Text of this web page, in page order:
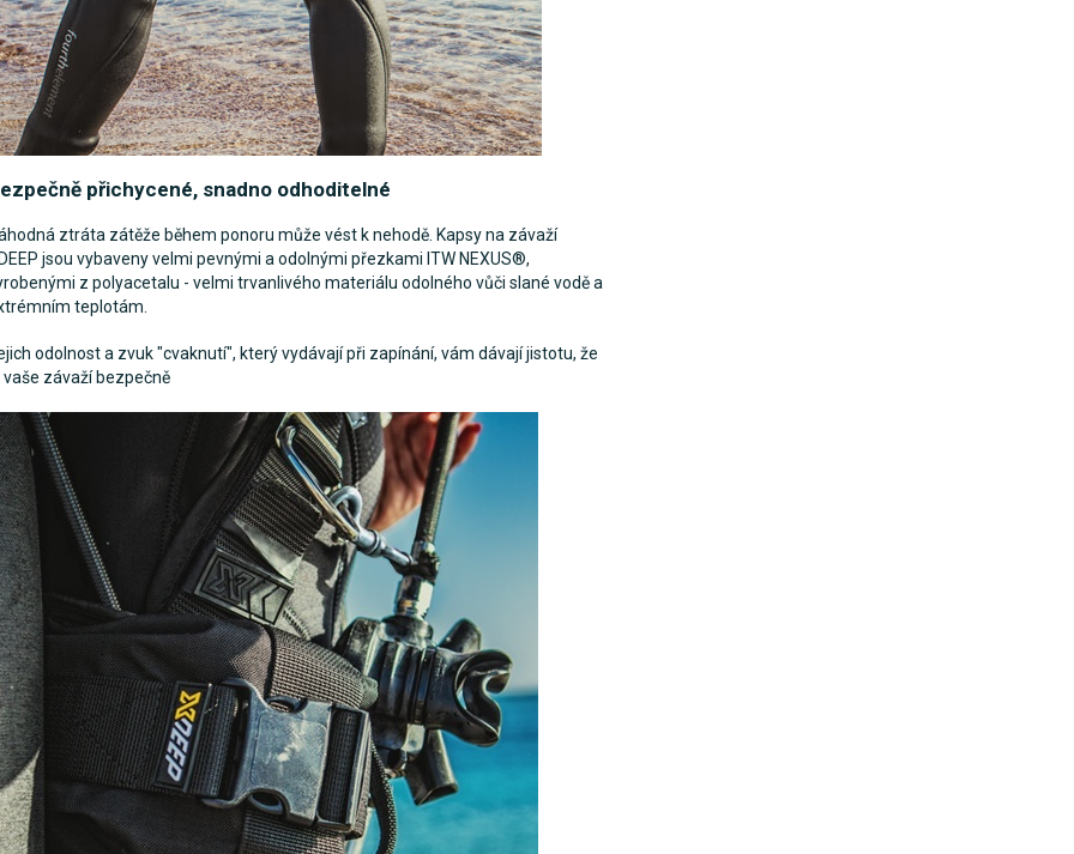
přichycené, snadno odhoditelné
ztráta zátěže během ponoru může vést k nehodě. Kapsy na závaží
jsou vybaveny velmi pevnými a odolnými přezkami ITW NEXUS®,
z polyacetalu - velmi trvanlivého materiálu odolného vůči slané vodě a
teplotám.
odolnost a zvuk "cvaknutí", který vydávají při zapínání, vám dávají jistotu, že
vaše závaží bezpečně